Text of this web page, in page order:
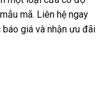
mã. Liên hệ ngay
giá và nhận ưu đãi